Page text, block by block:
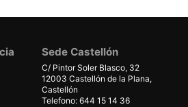
Sede Castellón
C/ Pintor Soler Blasco, 32
12003 Castellón de la Plana,
Castellón
Telefono: 644 15 14 36